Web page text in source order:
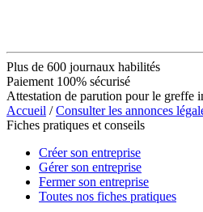
Plus de 600 journaux habilités
Paiement 100% sécurisé
Attestation de parution pour le greffe
Accueil /Consulter les annonces
Fiches pratiques et conseils
Créer son entreprise
Gérer son entreprise
Fermer son entreprise
Toutes nos fiches pratiques